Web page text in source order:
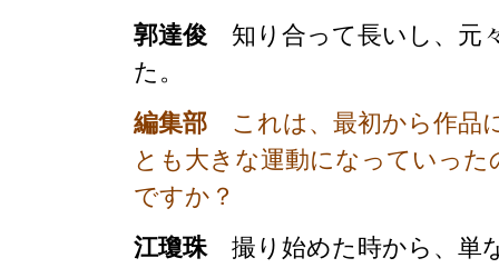
郭達俊 知り合って長いし、元
た。
編集部 これは、最初から作品
とも大きな運動になっていっ
ですか？
江瓊珠撮り始めた時から、単